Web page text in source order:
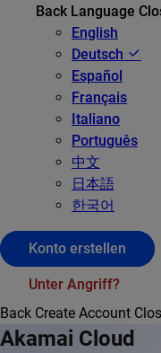
Back Language
English
Deutsch
Español
Français
Italiano
Português
中文
日本語
한국어
Konto erstellen
Unter Angriff?
Back Create Account
Akamai Cloud